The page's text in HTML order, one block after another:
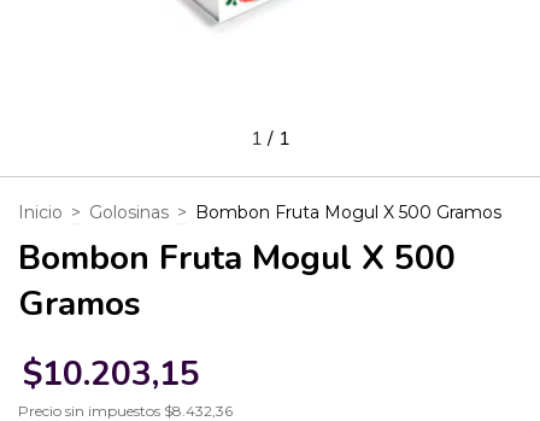
1/ 1
Inicio > Golosinas > Bombon Fruta Mogul X 500 Gramos
Bombon Fruta Mogul X 500
Gramos
$10.203,15
Precio sin impuestos $8.432,36